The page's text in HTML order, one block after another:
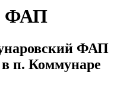
ФАП
ФАП
п. Коммунаре